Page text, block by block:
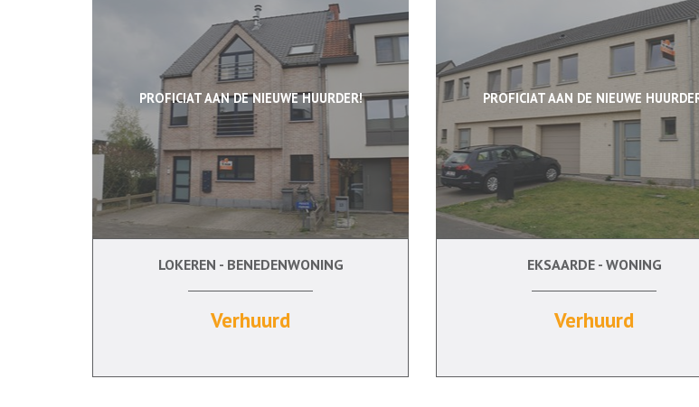
PROFICIAT AAN DE NIEUWE HUURDER!
2 Ja
LOKEREN - BENEDENWONING
Verhuurd
PROFICIAT AAN DE NIEUWE
4 Ja
EKSAARDE - WONING
Verhuurd